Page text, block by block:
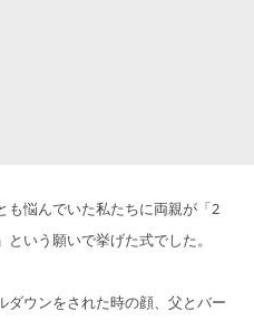
も悩んでいた私たちに両親が「2
いう願いで挙げた式でした。
ウンをされた時の顔、父とバー